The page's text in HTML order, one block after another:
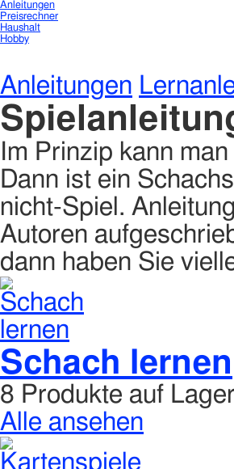
Anleitungen
Preisrechner
Haushalt
Hobby
Anleitungen
Im Prinzip kann
Dann ist ein
nicht-Spiel.
Autoren
dann haben Sie
Schach lernen
8 Produkte auf Lager
Alle ansehen